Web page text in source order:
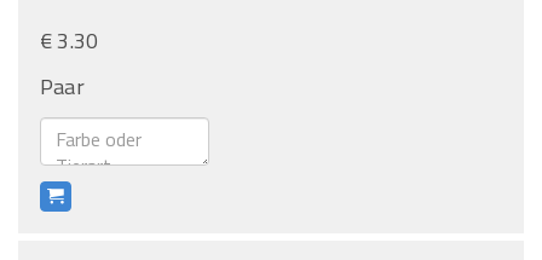
€ 3.30
Paar